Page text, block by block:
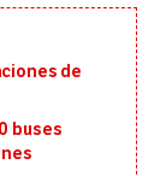
de
buses